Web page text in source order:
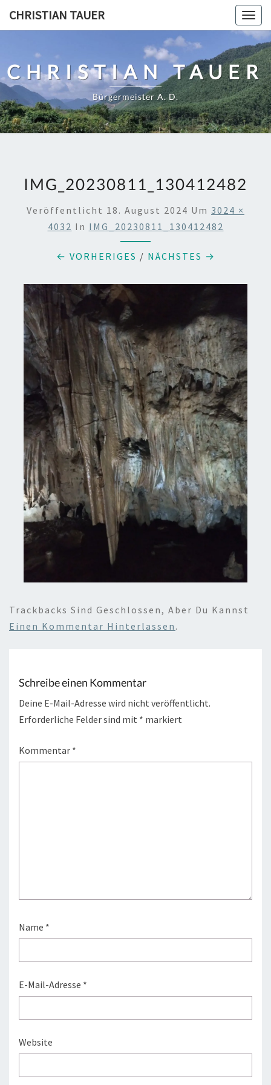
CHRISTIAN TAUER
CHRISTIAN TAUER
Bürgermeister A. D.
IMG_20230811_130412482
Veröffentlicht 18. August 2024 Um 3024 ×
4032 In IMG_20230811_130412482
← VORHERIGES / NÄCHSTES →
Trackbacks Sind Geschlossen, Aber Du Kannst
Einen Kommentar Hinterlassen .
Schreibe einen Kommentar
Deine E-Mail-Adresse wird nicht veröffentlicht.
Erforderliche Felder sind mit * markiert
Kommentar *
Name *
E-Mail-Adresse *
Website